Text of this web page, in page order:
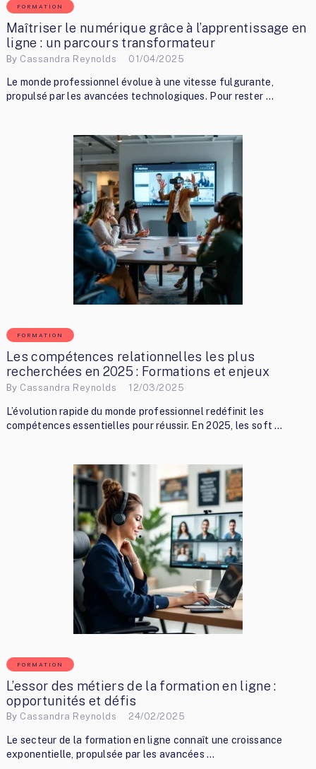
FORMATION
Maîtriser le numérique grâce à l’apprentissage en
ligne : un parcours transformateur
By Cassandra Reynolds 01/04/2025
Le monde professionnel évolue à une vitesse fulgurante,
propulsé par les avancées technologiques. Pour rester …
FORMATION
Les compétences relationnelles les plus
recherchées en 2025 : Formations et enjeux
By Cassandra Reynolds 12/03/2025
L’évolution rapide du monde professionnel redéfinit les
compétences essentielles pour réussir. En 2025, les soft …
FORMATION
L’essor des métiers de la formation en ligne :
opportunités et défis
By Cassandra Reynolds 24/02/2025
Le secteur de la formation en ligne connaît une croissance
exponentielle, propulsée par les avancées …